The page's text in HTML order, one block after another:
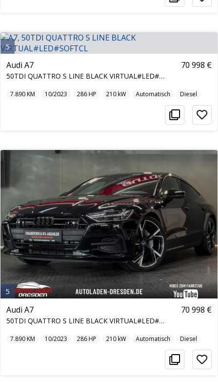
5
Audi A7
50TDI QUATTRO S LINE BLACK VIRTUAL#LED#SOFTCL
70 998 €
7.890KM 10/2023 286HP 210kW Automatisch Diesel
5
Audi A7
50TDI QUATTRO S LINE BLACK VIRTUAL#LED#SOFTCL
70 998 €
7.890KM 10/2023 286HP 210kW Automatisch Diesel